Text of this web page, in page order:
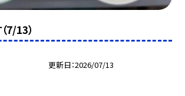
7/13）
更新日 2026/07/13